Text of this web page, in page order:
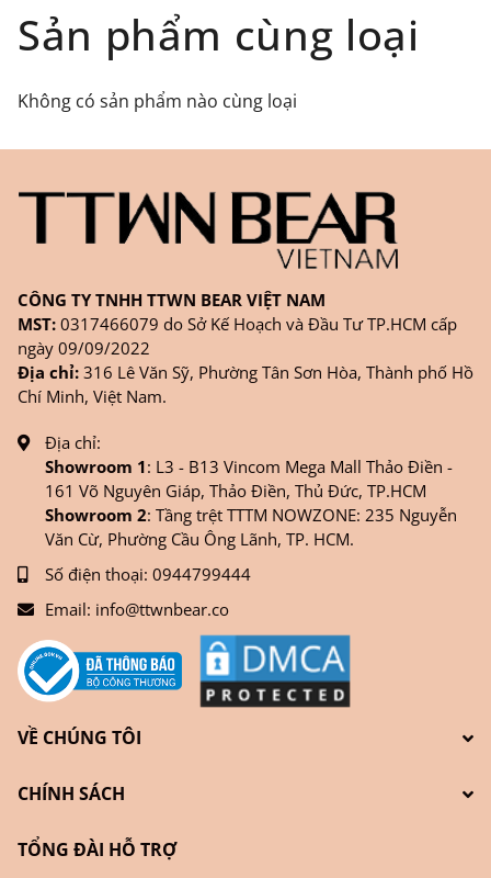
Đối tượng áp dụng: Khách hàng đặt
hàng ONLINE trên trangWEBSITE/
FANPAGE/ZALO/
Thời gian nhận hàng: Đối với đơn hàng Online tại
TPHCM, sản phẩm sẽ được giao sớm nhất là 1
ngày sau khi đặt.
Sản phẩm cùng loại
Không có sản phẩm nào cùng loại
CÔNG TY TNHH TTWN BEAR VIỆT NAM
MST: 0317466079 do Sở Kế Hoạch và Đầu Tư TP.HCM cấp
ngày 09/09/2022
Địa chỉ: 316 Lê Văn Sỹ, Phường Tân Sơn Hòa, Thành phố Hồ
Chí Minh, Việt Nam.
Địa chỉ:
Showroom 1: L3 - B13 Vincom Mega Mall Thảo Điền -
161 Võ Nguyên Giáp, Thảo Điền, Thủ Đức, TP.HCM
Showroom 2: Tầng trệt TTTM NOWZONE: 235 Nguyễn
Văn Cừ, Phường Cầu Ông Lãnh, TP. HCM.
Số điện thoại: 0944799444
Email: info@ttwnbear.co
VỀ CHÚNG TÔI
CHÍNH SÁCH
TỔNG ĐÀI HỖ TRỢ